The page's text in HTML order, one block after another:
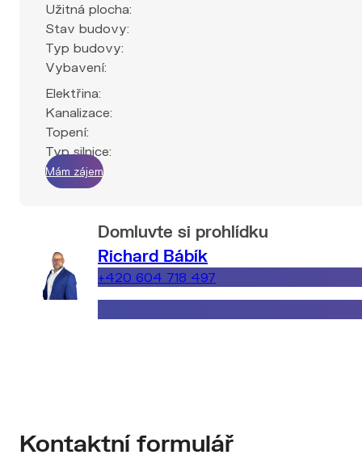
Užitná plocha:
Stav budovy:
Typ budovy:
Vybavení:
Elektřina:
Kanalizace:
Topení:
Typ silnice:
Mám zájem
Domluvte si prohlídku
Richard Bábík
+420 604 718 497
Kontaktní formulář